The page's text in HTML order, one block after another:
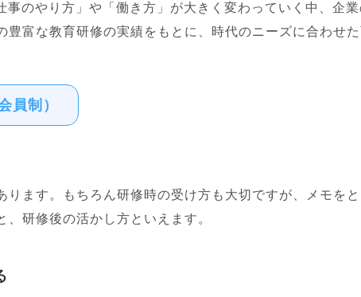
事のやり方」や「働き方」が大きく変わっていく中、企
豊富な教育研修の実績をもとに、時代のニーズに合わせ
員制）
ります。もちろん研修時の受け方も大切ですが、メモを
研修後の活かし方といえます。